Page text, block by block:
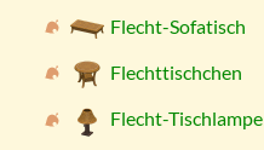
Flecht-Sofatisch
Flechttischchen
Flecht-Tischlampe